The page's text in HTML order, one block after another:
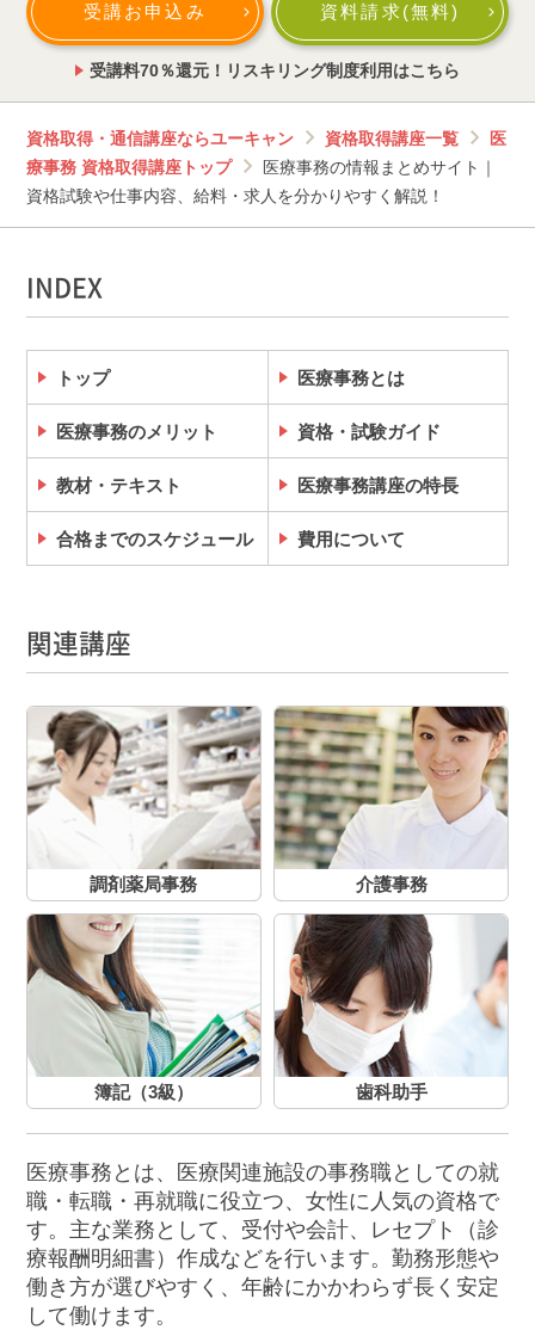
受講お申込み 資料請求(無料)
受講料70％還元！リスキリング制度利用はこちら
資格取得・通信講座ならユーキャン 資格取得講座一覧
医
療事務 資格取得講座トップ
医療事務の情報まとめサイト｜
資格試験や仕事内容、給料・求人を分かりやすく解説！
INDEX
トップ 医療事務とは
医療事務のメリット 資格・試験ガイド
教材・テキスト 医療事務講座の特長
合格までのスケジュール 費用について
関連講座
調剤薬局事務 介護事務
簿記（3級） 歯科助手
医療事務とは、医療関連施設の事務職としての就
職・転職・再就職に役立つ、女性に人気の資格で
す。主な業務として、受付や会計、レセプト（診
療報酬明細書）作成などを行います。勤務形態や
働き方が選びやすく、年齢にかかわらず長く安定
して働けます。